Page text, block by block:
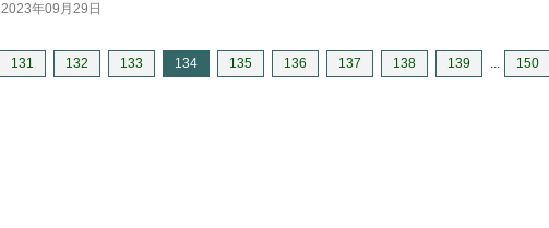
2023年09月29日
131 132 133 134 135 136 137 138 139 ... 150